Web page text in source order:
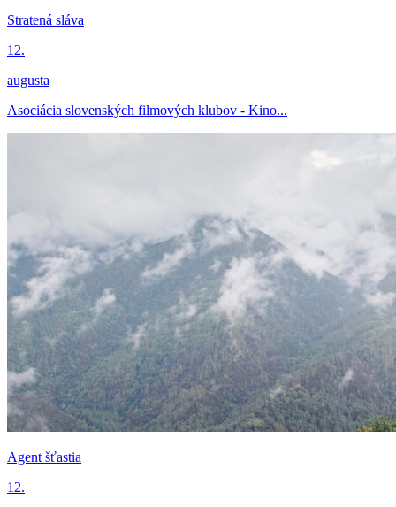
Stratená sláva
12.
augusta
Asociácia slovenských filmových klubov - Kino...
Agent šťastia
12.